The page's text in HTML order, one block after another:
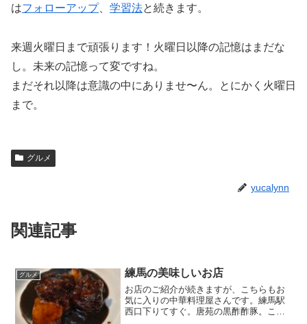
はフォローアップ、 学習法と続きます。
来週火曜日まで頑張ります！火曜日以降の記憶はまだな
し。未来の記憶って変ですね。
まだそれ以降は意識の中にありませ〜ん。とにかく火曜日
まで。
グルメ
yucalynn
関連記事
グルメ 練馬の美味しいお店
お店のご紹介が続きますが、こちらもお
気に入りの中華料理屋さんです。練馬駅
西口下りてすぐ。唐苑の黒酢酢豚。この